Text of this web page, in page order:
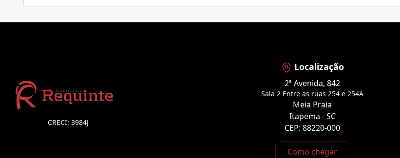
CRECI: 3984J
Localização
2ª Avenida, 842
Sala 2 Entre as ruas 254 e 254A
Meia Praia
Itapema - SC
CEP: 88220-000
Como chegar